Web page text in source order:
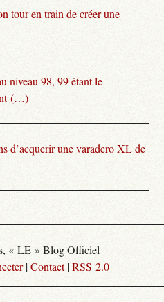
tour en train de créer une
niveau 98, 99 étant le
(…)
d’acquerir une varadero XL de
« LE » Blog Officiel
|Contact|RSS 2.0